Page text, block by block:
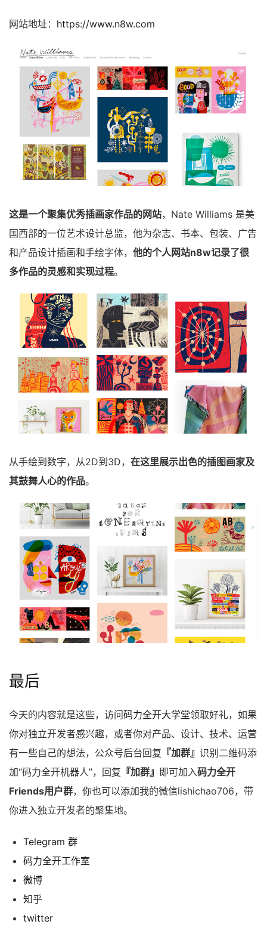
网站地址： https://www.n8w.com
这是一个聚集优秀插画家作品的网站，Nate Williams 是美
国西部的一位艺术设计总监，他为杂志、书本、包装、广告
和产品设计插画和手绘字体， 他的个人网站n8w记录了很
多作品的灵感和实现过程。
从手绘到数字，从2D到3D， 在这里展示出色的插图画家及
其鼓舞人心的作品。
最后
今天的内容就是这些，访问码力全开大学堂领取好礼，如果
你对独立开发者感兴趣，或者你对产品、设计、技术、运营
有一些自己的想法，公众号后台回复 『加群』 识别二维码添
加“码力全开机器人”，回复 『加群』 即可加入码力全开
Friends用户群，你也可以添加我的微信lishichao706，带
你进入独立开发者的聚集地。
Telegram 群
码力全开工作室
微博
知乎
twitter